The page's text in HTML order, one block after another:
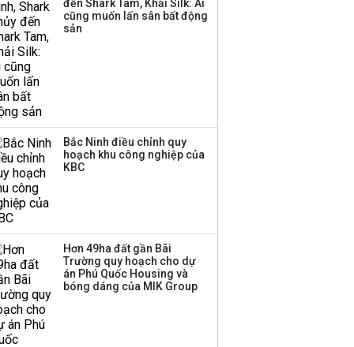
‘phất lên’ trong tháng 8,
đến Shark Tam, Khải Silk: Ai
cũng muốn lấn sân bất động
sản
Bắc Ninh điều chỉnh quy
hoạch khu công nghiệp của
KBC
Hơn 49ha đất gần Bãi
Trường quy hoạch cho dự
án Phú Quốc Housing và
bóng dáng của MIK Group